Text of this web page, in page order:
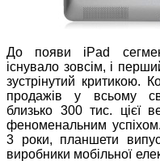
До появи iPad
існувало зовсім, і
зустрінутий критикою.
продажів у всьому
близько 300 тис. цієї
феноменальним
3 роки, планшети
виробники мобільної